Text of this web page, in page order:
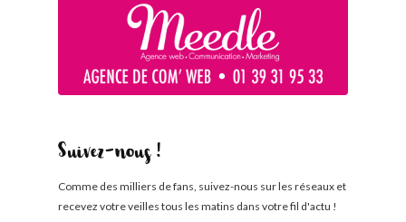
Suivez-nous !
Comme des milliers de fans, suivez-nous sur les réseaux et
recevez votre veilles tous les matins dans votre fil d'actu !